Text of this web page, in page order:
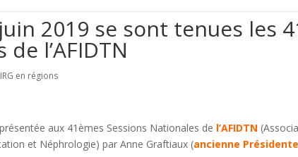
2019 se sont tenues les
l’AFIDTN
en régions
aux 41èmes Sessions Nationales de l’AFIDTN
et Néphrologie) par Anne Graftiaux (ancienne Présidente